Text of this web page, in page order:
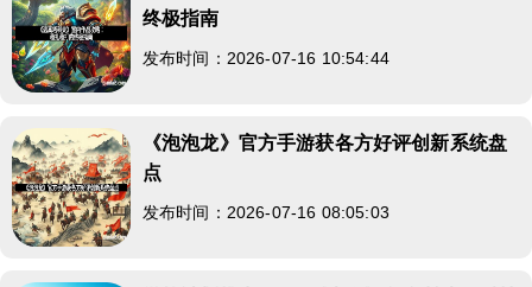
终极指南
发布时间：2026-07-16 10:54:44
《泡泡龙》官方手游获各方好评创新系统盘
点
发布时间：2026-07-16 08:05:03